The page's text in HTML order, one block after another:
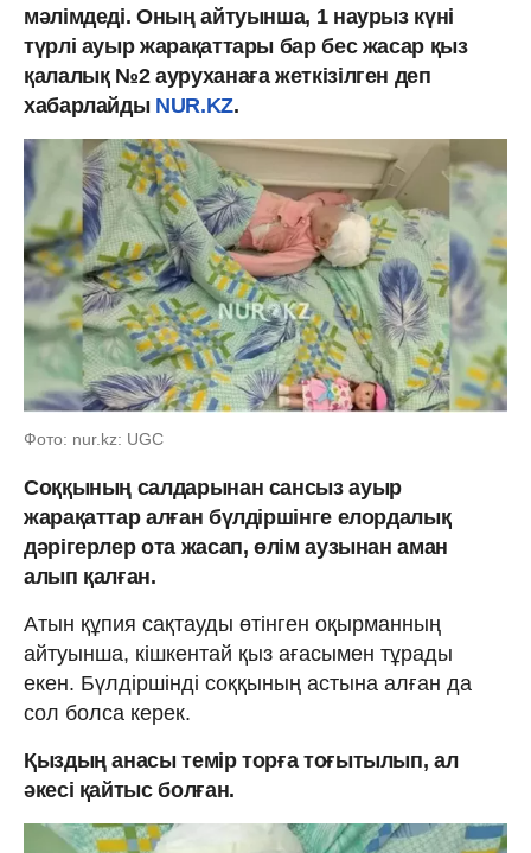
мәлімдеді. Оның айтуынша, 1 наурыз күні
түрлі ауыр жарақаттары бар бес жасар қыз
қалалық №2 ауруханаға жеткізілген деп
хабарлайды NUR.KZ.
Фото: nur.kz: UGC
Соққының салдарынан сансыз ауыр
жарақаттар алған бүлдіршінге елордалық
дәрігерлер ота жасап, өлім аузынан аман
алып қалған.
Атын құпия сақтауды өтінген оқырманның
айтуынша, кішкентай қыз ағасымен тұрады
екен. Бүлдіршінді соққының астына алған да
сол болса керек.
Қыздың анасы темір торға тоғытылып, ал
әкесі қайтыс болған.